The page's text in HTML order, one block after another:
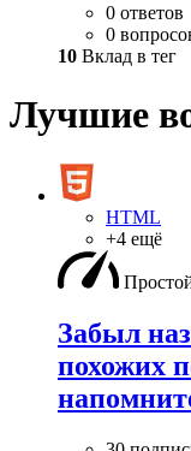
0 ответов
0
10 Вклад в тег
Лучшие
HTML
+4 ещё
Забыл
похожих